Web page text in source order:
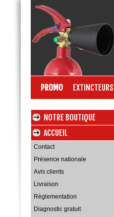
PROMO EXTINCTEURS
NOTRE BOUTIQUE
ACCUEIL
Contact
Présence nationale
Avis clients
Livraison
Règlementation
Diagnostic gratuit